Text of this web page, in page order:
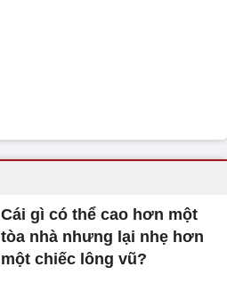
Cái gì có thể cao hơn một
tòa nhà nhưng lại nhẹ hơn
một chiếc lông vũ?